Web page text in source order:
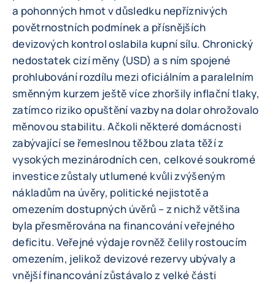
a pohonných hmot v důsledku nepříznivých
povětrnostních podmínek a přísnějších
devizových kontrol oslabila kupní sílu. Chronický
nedostatek cizí měny (USD) a s ním spojené
prohlubování rozdílu mezi oficiálním a paralelním
směnným kurzem ještě více zhoršily inflační tlaky,
zatímco riziko opuštění vazby na dolar ohrožovalo
měnovou stabilitu. Ačkoli některé domácnosti
zabývající se řemeslnou těžbou zlata těží z
vysokých mezinárodních cen, celkové soukromé
investice zůstaly utlumené kvůli zvýšeným
nákladům na úvěry, politické nejistotě a
omezením dostupných úvěrů – z nichž většina
byla přesměrována na financování veřejného
deficitu. Veřejné výdaje rovněž čelily rostoucím
omezením, jelikož devizové rezervy ubývaly a
vnější financování zůstávalo z velké části